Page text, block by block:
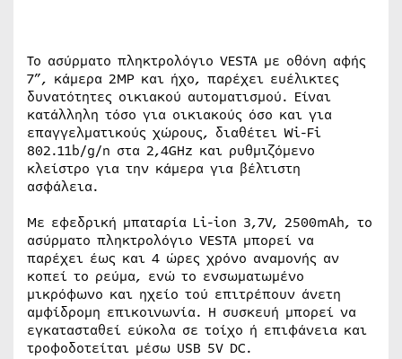
Το ασύρματο πληκτρολόγιο VESTA με οθόνη αφής
7”, κάμερα 2MP και ήχο, παρέχει ευέλικτες
δυνατότητες οικιακού αυτοματισμού. Είναι
κατάλληλη τόσο για οικιακούς όσο και για
επαγγελματικούς χώρους, διαθέτει Wi-Fi
802.11b/g/n στα 2,4GHz και ρυθμιζόμενο
κλείστρο για την κάμερα για βέλτιστη
ασφάλεια.
Με εφεδρική μπαταρία Li-ion 3,7V, 2500mAh, το
ασύρματο πληκτρολόγιο VESTA μπορεί να
παρέχει έως και 4 ώρες χρόνο αναμονής αν
κοπεί το ρεύμα, ενώ το ενσωματωμένο
μικρόφωνο και ηχείο τού επιτρέπουν άνετη
αμφίδρομη επικοινωνία. Η συσκευή μπορεί να
εγκατασταθεί εύκολα σε τοίχο ή επιφάνεια και
τροφοδοτείται μέσω USB 5V DC.